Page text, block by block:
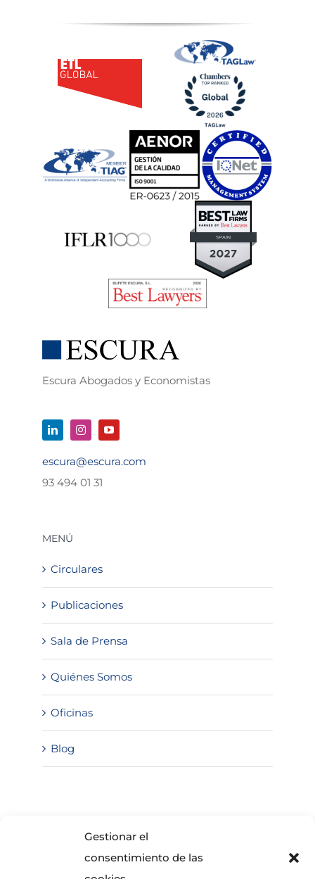
Gestionar el
consentimiento de las
Escura Abogados y Economistas
escura@escura.com
93 494 01 31
MENÚ
Circulares
Publicaciones
Sala de Prensa
Quiénes Somos
Oficinas
Blog